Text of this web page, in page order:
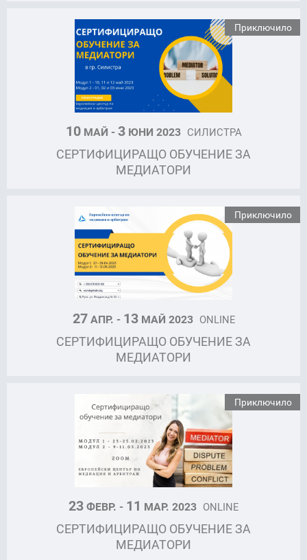
Приключило
10МАЙ -3ЮНИ 2023 СИЛИСТРА
СЕРТИФИЦИРАЩО ОБУЧЕНИЕ ЗА
МЕДИАТОРИ
Приключило
27АПР. - 13МАЙ 2023 ONLINE
СЕРТИФИЦИРАЩО ОБУЧЕНИЕ ЗА
МЕДИАТОРИ
Приключило
23ФЕВР. - 11 МАР. 2023 ONLINE
СЕРТИФИЦИРАЩО ОБУЧЕНИЕ ЗА
МЕДИАТОРИ